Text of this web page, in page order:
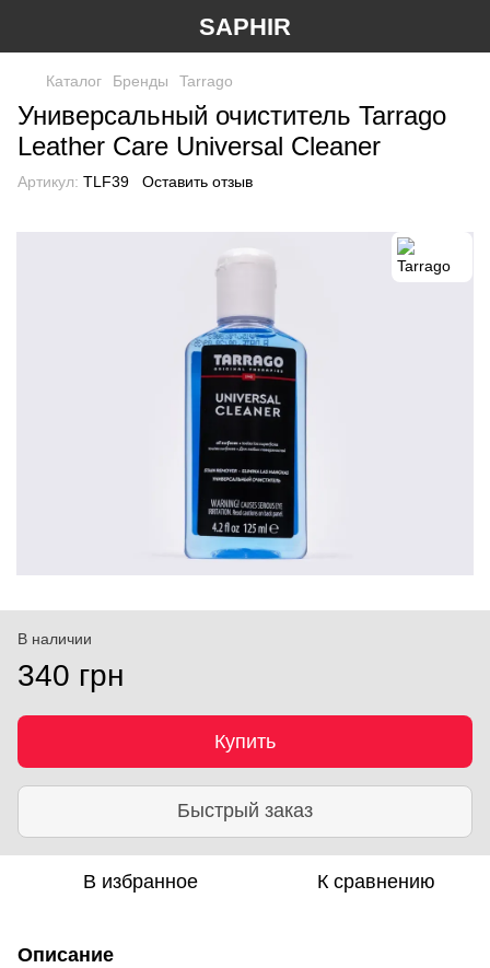
SAPHIR
Каталог Бренды Tarrago
Универсальный очиститель Tarrago
Leather Care Universal Cleaner
Артикул: TLF39 Оставить отзыв
В наличии
340 грн
Купить
Быстрый заказ
В избранное К сравнению
Описание